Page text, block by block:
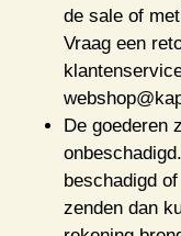
de sale of
Vraag een
De goederen
beschadigd
zenden dan